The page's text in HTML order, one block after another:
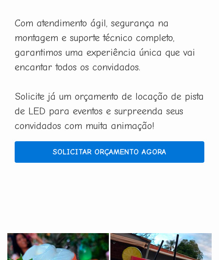
Com atendimento ágil, segurança na
montagem e suporte técnico completo,
garantimos uma experiência única que vai
encantar todos os convidados.
Solicite já um orçamento de locação de pista
de LED para eventos e surpreenda seus
convidados com muita animação!
SOLICITAR ORÇAMENTO AGORA